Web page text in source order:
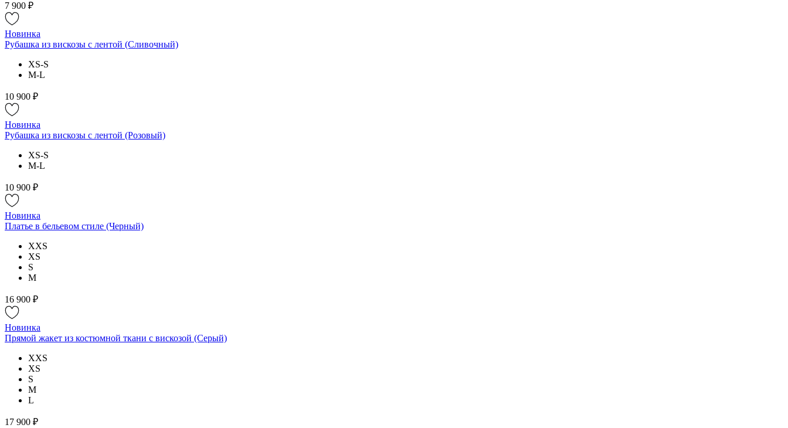
7 900 ₽
Новинка
Рубашка из вискозы с лентой (Сливочный)
XS-S
M-L
10 900 ₽
Новинка
Рубашка из вискозы с лентой (Розовый)
XS-S
M-L
10 900 ₽
Новинка
Платье в бельевом стиле (Черный)
XXS
XS
S
M
16 900 ₽
Новинка
Прямой жакет из костюмной ткани с вискозой (Серый)
XXS
XS
S
M
L
17 900 ₽